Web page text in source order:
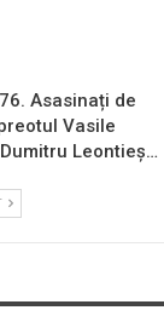
Asasinați de
Vasile
Leontieș…